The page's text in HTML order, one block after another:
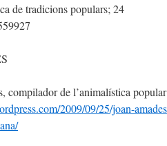
de tradicions populars; 24
compilador de l’animalística
2009/09/25/joan-